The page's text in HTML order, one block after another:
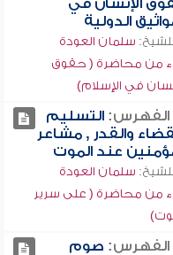
الإنسان في
الدولية
سلمان العودة
من محاضرة ( حقوق
في الإسلام)
الفهرس:التسليم
والقدر , مشاعر
عند الموت
سلمان العودة
من محاضرة ( على سرير
الفهرس: صوم